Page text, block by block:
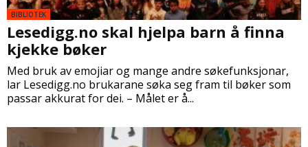
BIBLIOTEK
Lesedigg.no skal hjelpa barn å finna
kjekke bøker
Med bruk av emojiar og mange andre søkefunksjonar,
lar Lesedigg.no brukarane søka seg fram til bøker som
passar akkurat for dei. – Målet er å...